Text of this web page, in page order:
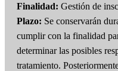
Finalidad: Gestión de
Plazo: Se conservarán
cumplir con la finalidad
determinar las posibles
tratamiento.